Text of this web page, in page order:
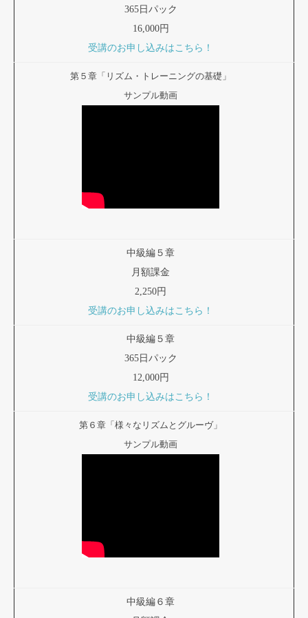
365日パック
16,000円
受講のお申し込みはこちら！
第５章「リズム・トレーニングの基礎」
サンプル動画
中級編５章
月額課金
2,250円
受講のお申し込みはこちら！
中級編５章
365日パック
12,000円
受講のお申し込みはこちら！
第６章「様々なリズムとグルーヴ」
サンプル動画
中級編６章